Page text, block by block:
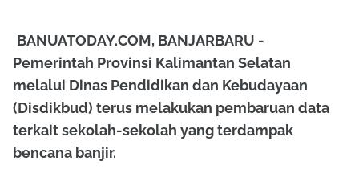
BANUATODAY.COM, BANJARBARU -
Pemerintah Provinsi Kalimantan Selatan
melalui Dinas Pendidikan dan Kebudayaan
(Disdikbud) terus melakukan pembaruan data
terkait sekolah-sekolah yang terdampak
bencana banjir.